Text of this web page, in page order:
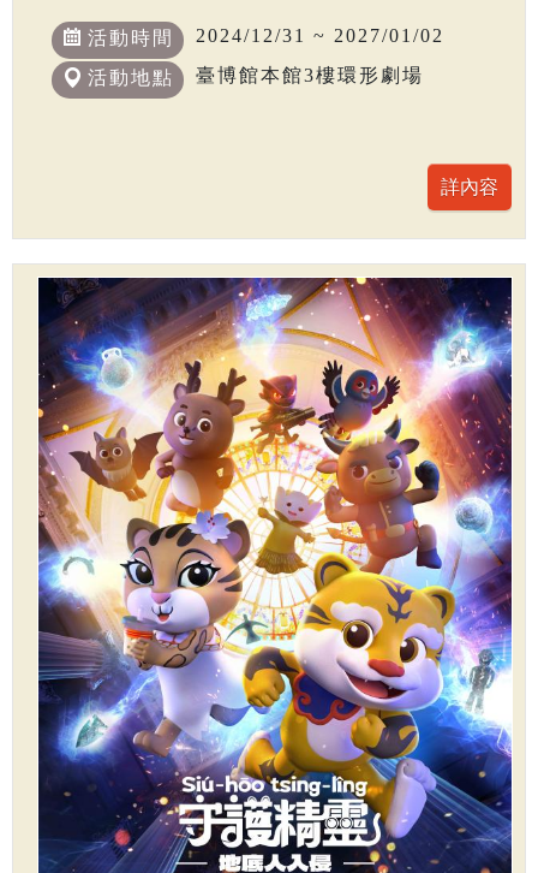
活動時間 2024/12/31 ~ 2027/01/02
活動地點 臺博館本館3樓環形劇場